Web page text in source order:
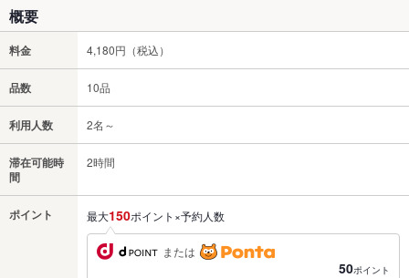
概要
料金 4,180円（税込）
品数 10品
利用人数 2名～
滞在可能時
間
2時間
ポイント 最大150ポイント×予約人数
または
50ポイント